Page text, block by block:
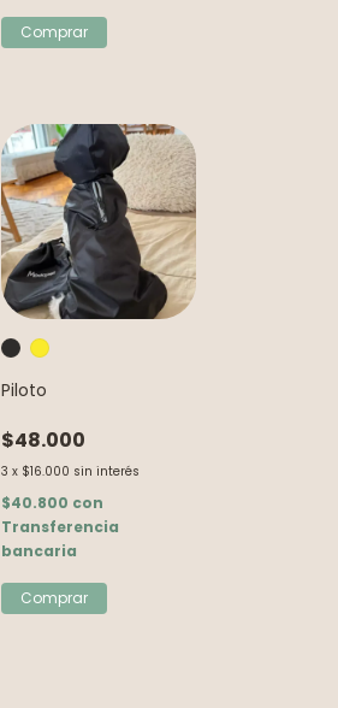
Comprar
Piloto
$48.000
3 x $16.000 sin interés
$40.800 con
Transferencia
bancaria
Comprar